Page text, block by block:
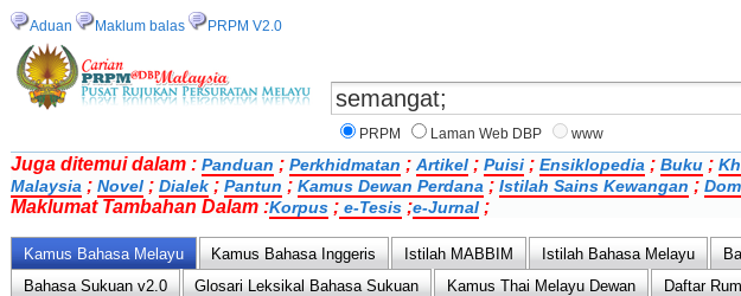
Aduan Maklum balas PRPM V2.0
PRPM
Laman Web DBP www
Juga ditemui dalam : Panduan ; Perkhidmatan ; Artikel ; Puisi ; Ensiklopedia ; Buku ;
Malaysia ; Novel ; Dialek ; Pantun ; Kamus Dewan Perdana ; Istilah Sains Kewangan ;
Maklumat Tambahan Dalam :Korpus ; e-Tesis ;e-Jurnal ;
Kamus Bahasa Melayu Kamus Bahasa Inggeris Istilah MABBIM Istilah Bahasa Melayu
Bahasa Sukuan v2.0
Glosari Leksikal Bahasa Sukuan Kamus Thai Melayu Dewan
Daftar